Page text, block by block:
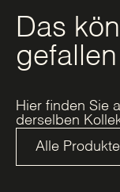
Das
gefallen
Hier finden Sie
derselben
Alle Produkte